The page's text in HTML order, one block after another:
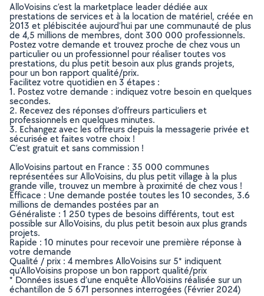
AlloVoisins c’est la marketplace leader dédiée aux
prestations de services et à la location de matériel, créée en
2013 et plébiscitée aujourd’hui par une communauté de plus
de 4,5 millions de membres, dont 300 000 professionnels.
Postez votre demande et trouvez proche de chez vous un
particulier ou un professionnel pour réaliser toutes vos
prestations, du plus petit besoin aux plus grands projets,
pour un bon rapport qualité/prix.
Facilitez votre quotidien en 3 étapes :
1. Postez votre demande : indiquez votre besoin en quelques
secondes.
2. Recevez des réponses d’offreurs particuliers et
professionnels en quelques minutes.
3. Echangez avec les offreurs depuis la messagerie privée et
sécurisée et faites votre choix !
C’est gratuit et sans commission !
AlloVoisins partout en France : 35 000 communes
représentées sur AlloVoisins, du plus petit village à la plus
grande ville, trouvez un membre à proximité de chez vous !
Efficace : Une demande postée toutes les 10 secondes, 3.6
millions de demandes postées par an
Généraliste : 1 250 types de besoins différents, tout est
possible sur AlloVoisins, du plus petit besoin aux plus grands
projets.
Rapide : 10 minutes pour recevoir une première réponse à
votre demande
Qualité / prix : 4 membres AlloVoisins sur 5* indiquent
qu’AlloVoisins propose un bon rapport qualité/prix
* Données issues d’une enquête AlloVoisins réalisée sur un
échantillon de 5 671 personnes interrogées (Février 2024)